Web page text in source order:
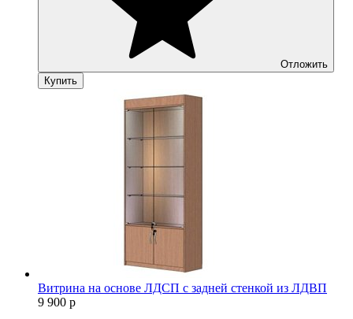
Отложить
Купить
Витрина на основе ЛДСП с задней стенкой из ЛДВП
9 900 р